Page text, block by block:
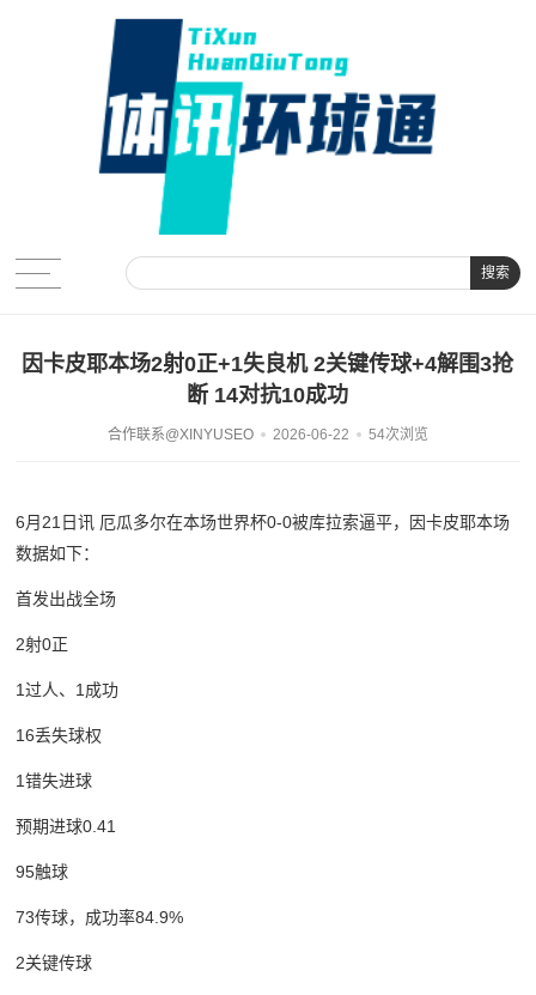
搜索
因卡皮耶本场2射0正+1失良机 2关键传球+4解围3抢
断 14对抗10成功
合作联系@XINYUSEO 2026-06-22 54次浏览
6月21日讯 厄瓜多尔在本场世界杯0-0被库拉索逼平，因卡皮耶本场
数据如下：
首发出战全场
2射0正
1过人、1成功
16丢失球权
1错失进球
预期进球0.41
95触球
73传球，成功率84.9%
2关键传球